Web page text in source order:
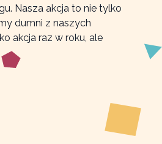
Nasza akcja to nie tylko
dumni z naszych
akcja raz w roku, ale